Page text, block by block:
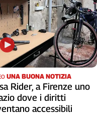
UNA BUONA NOTIZIA
Rider, a Firenze uno
dove i diritti
accessibili